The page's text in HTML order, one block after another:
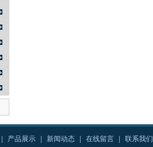
产品展示 新闻动态 在线留言
联系我们